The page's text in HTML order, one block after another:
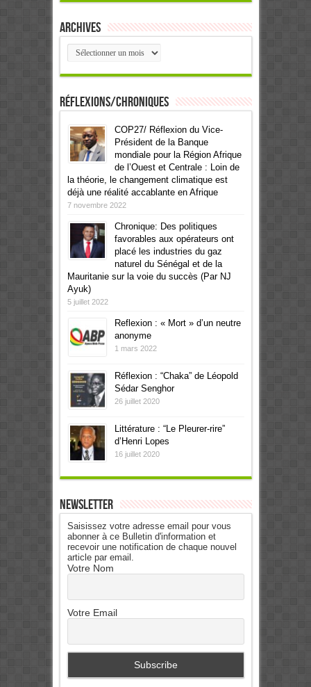
Archives
Archives
Réflexions/Chroniques
COP27/ Réflexion du Vice-
Président de la Banque
mondiale pour la Région Afrique
de l’Ouest et Centrale : Loin de
la théorie, le changement climatique est
déjà une réalité accablante en Afrique
7 novembre 2022
Chronique: Des politiques
favorables aux opérateurs ont
placé les industries du gaz
naturel du Sénégal et de la
Mauritanie sur la voie du succès (Par NJ
Ayuk)
5 juillet 2022
Reflexion : « Mort » d’un neutre
anonyme
1 mars 2022
Réflexion : “Chaka” de Léopold
Sédar Senghor
26 juillet 2020
Littérature : “Le Pleurer-rire”
d’Henri Lopes
16 juillet 2020
Newsletter
Saisissez votre adresse email pour vous
abonner à ce Bulletin d'information et
recevoir une notification de chaque nouvel
article par email.
Votre Nom
Votre Email